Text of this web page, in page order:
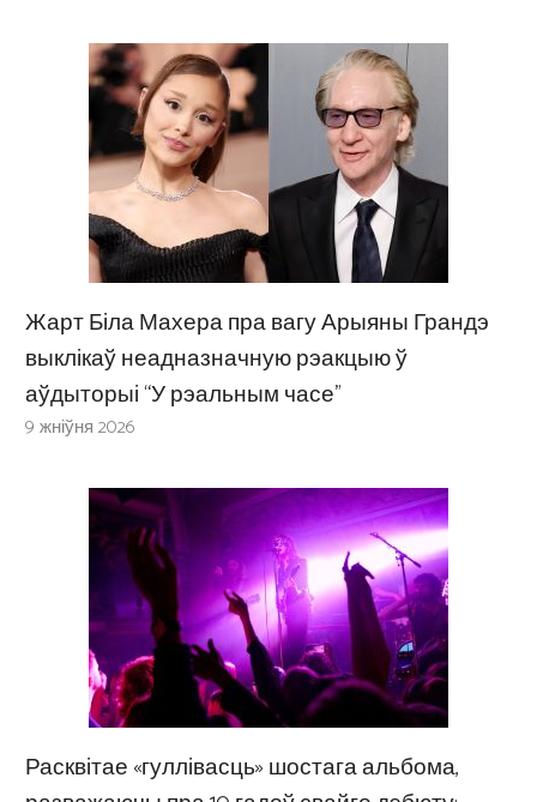
Жарт Біла Махера пра вагу Арыяны Грандэ
выклікаў неадназначную рэакцыю ў
аўдыторыі “У рэальным часе”
9 жніўня 2026
Расквітае «гуллівасць» шостага альбома,